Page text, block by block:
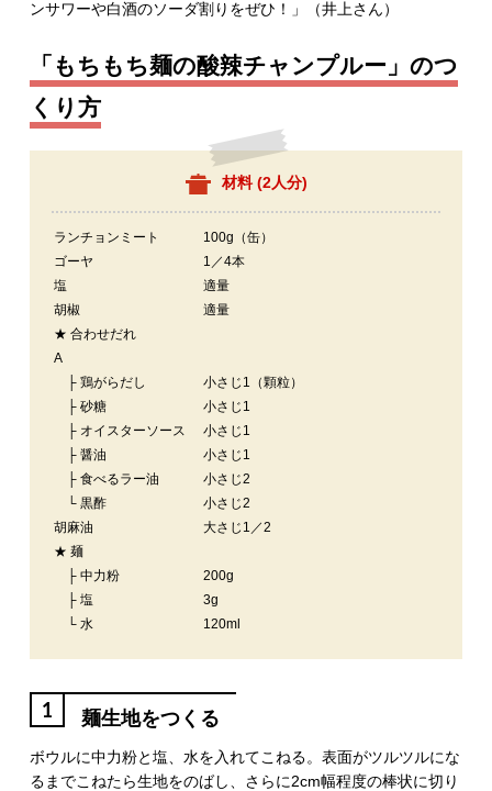
ンサワーや白酒のソーダ割りをぜひ！」（井上さん）
「もちもち麺の酸辣チャンプルー」のつ
くり方
材料 (2人分)
ランチョンミート
100g（缶）
ゴーヤ
1／4本
塩
適量
胡椒
適量
★ 合わせだれ
A
├ 鶏がらだし
小さじ1（顆粒）
├ 砂糖
小さじ1
├ オイスターソース
小さじ1
├ 醤油
小さじ1
├ 食べるラー油
小さじ2
└ 黒酢
小さじ2
胡麻油
大さじ1／2
★ 麺
├ 中力粉
200g
├ 塩
3g
└ 水
120ml
1 麺生地をつくる
ボウルに中力粉と塩、水を入れてこねる。表面がツルツルにな
るまでこねたら生地をのばし、さらに2cm幅程度の棒状に切り